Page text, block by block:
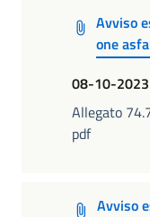
Avviso
one
08-10-2023
Allegato
pdf
Avviso